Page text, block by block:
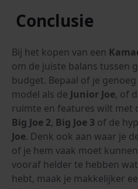
Conclusie
Bij het kopen van een
om de juiste balans tussen
budget. Bepaal of je
model als de Junior Joe, of
ruimte en features wilt met
Big Joe 2, Big Joe 3 of de
Joe. Denk ook aan waar je
of je hem vaak moet
vooraf helder te hebben
hebt, maak je makkelijker